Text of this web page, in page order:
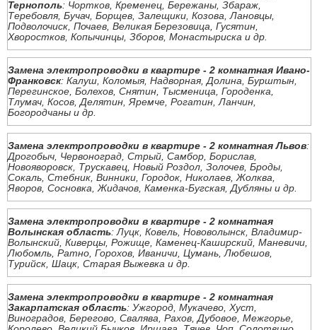
Тернополь: Чортков, Кременец, Бережаны, Збараж,
Теребовля, Бучач, Борщев, Залещики, Козова, Лановцы,
Подволочиск, Почаев, Великая Березовица, Гусятин,
Хворостков, Копычинцы, Зборов, Монастыриска и др.
Замена электропроводки в квартире - 2 комнатная Ивано-
Франковск: Калуш, Коломыя, Надворная, Долина, Бурштын,
Перегинское, Болехов, Снятин, Тысменица, Городенка,
Тлумач, Косов, Делятин, Яремче, Рогатин, Ланчин,
Богородчаны и др.
Замена электропроводки в квартире - 2 комнатная Львов:
Дрогобыч, Червоноград, Стрый, Самбор, Борислав,
Новояворовск, Трускавец, Новый Роздол, Золочев, Броды,
Сокаль, Стебник, Винники, Городок, Николаев, Жолква,
Яворов, Сосновка, Жидачов, Каменка-Бугская, Дубляны и др.
Замена электропроводки в квартире - 2 комнатная
Волынская область: Луцк, Ковель, Нововолынск, Владимир-
Волынский, Киверцы, Рожище, Каменец-Каширский, Маневичи,
Любомль, Ратно, Горохов, Иваничи, Цумань, Любешов,
Турийск, Шацк, Старая Выжевка и др.
Замена электропроводки в квартире - 2 комнатная
Закарпатская область: Ужгород, Мукачево, Хуст,
Виноградов, Берегово, Свалява, Рахов, Дубовое, Межгорье,